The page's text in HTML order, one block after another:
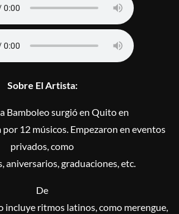
Sobre El Artista:
Bamboleo surgió en Quito en
12 músicos. Empezaron en eventos
privados, como
aniversarios, graduaciones, etc.
De
incluye ritmos latinos, como merengue,